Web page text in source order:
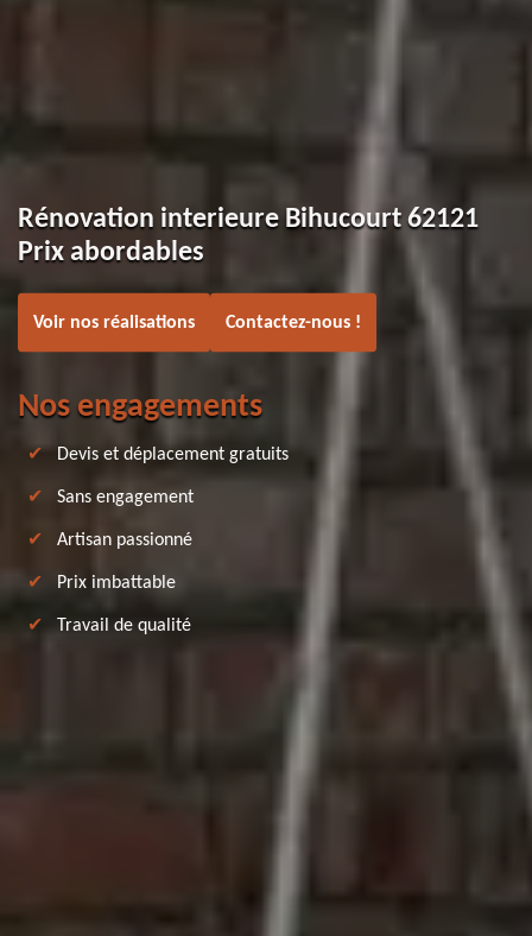
Rénovation interieure Bihucourt 62121
Prix abordables
Voir nos réalisations Contactez-nous !
Nos engagements
Devis et déplacement gratuits
Sans engagement
Artisan passionné
Prix imbattable
Travail de qualité